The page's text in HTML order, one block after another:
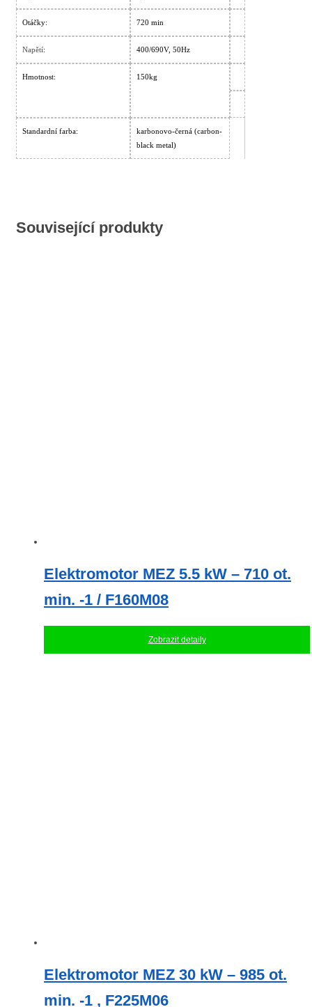
Otáčky: 720 min
Napětí: 400/690V, 50Hz
Hmotnost: 150kg
Standardní farba:
karbonovo-černá (carbon-
black metal)
Související produkty
Elektromotor MEZ 5.5 kW – 710 ot.
min. -1 / F160M08
Zobrazit detaily
Elektromotor MEZ 30 kW – 985 ot.
min. -1 , F225M06